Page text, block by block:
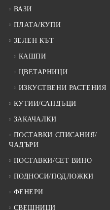
ВАЗИ
ПЛАТА/КУПИ
ЗЕЛЕН КЪТ
КАШПИ
ЦВЕТАРНИЦИ
ИЗКУСТВЕНИ РАСТЕНИЯ
КУТИИ/САНДЪЦИ
ЗАКАЧАЛКИ
ПОСТАВКИ СПИСАНИЯ/
ЧАДЪРИ
ПОСТАВКИ/СЕТ ВИНО
ПОДНОСИ/ПОДЛОЖКИ
ФЕНЕРИ
СВЕЩНИЦИ